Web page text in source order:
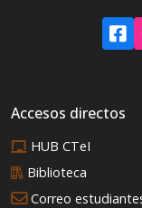
Accesos directos
HUB CTeI
Biblioteca
Correo